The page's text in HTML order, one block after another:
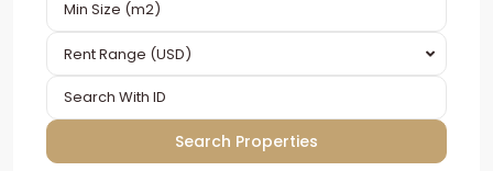
Rent Range (USD)